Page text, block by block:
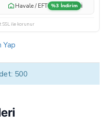
Havale / EFT %3 İndirim i
ile korunur
Yap
500